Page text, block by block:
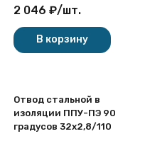
2 046 ₽/шт.
В корзину
Отвод стальной в
изоляции ППУ-ПЭ 90
градусов 32х2,8/110